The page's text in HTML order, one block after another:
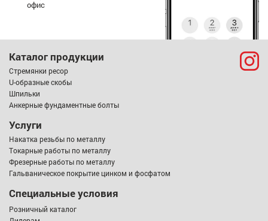
офис
Каталог продукции
Стремянки ресор
U-образные скобы
Шпильки
Анкерные фундаментные болты
Услуги
Накатка резьбы по металлу
Токарные работы по металлу
Фрезерные работы по металлу
Гальваническое покрытие цинком и фосфатом
Специальные условия
Розничный каталог